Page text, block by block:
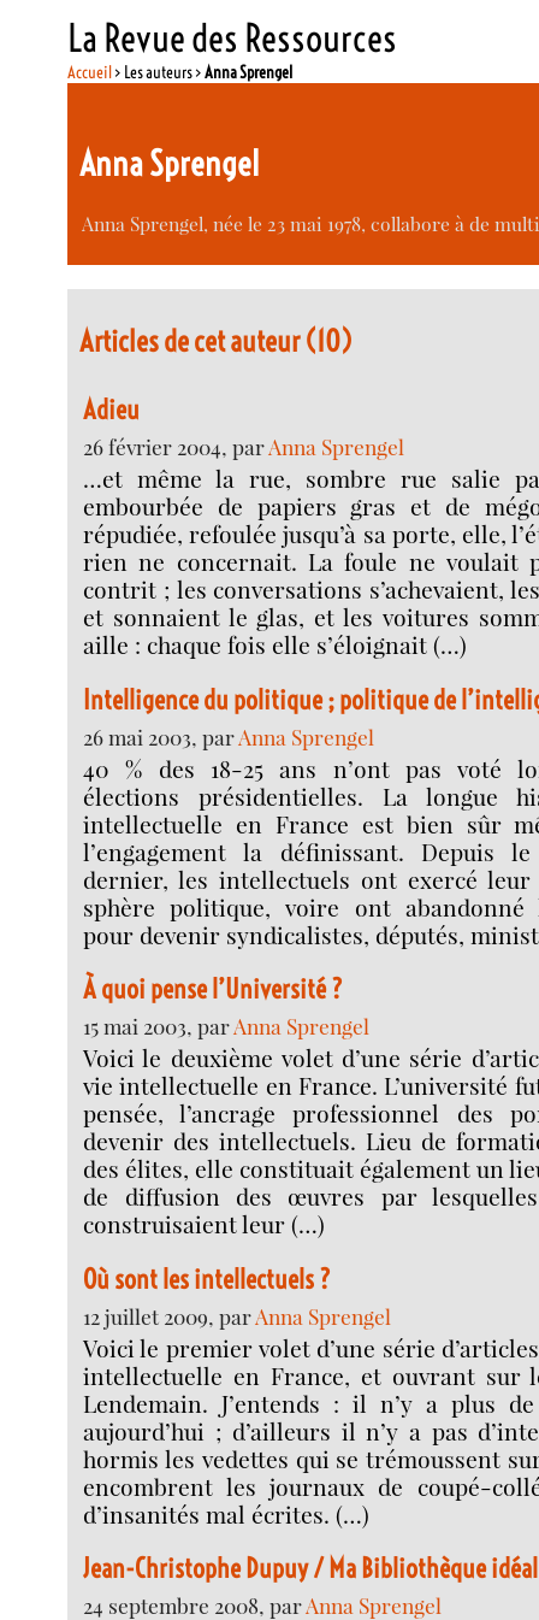
La Revue des Ressources
Accueil> Les auteurs >Anna Sprengel
Anna Sprengel
Anna Sprengel, née le 23 mai 1978, collabore à de
Articles de cet auteur (10)
Adieu
26 février 2004, parAnna Sprengel
…et même la rue, sombre rue salie
embourbée de papiers gras et de
répudiée, refoulée jusqu’à sa porte, elle,
rien ne concernait. La foule ne voulait
contrit ; les conversations s’achevaient,
et sonnaient le glas, et les voitures
aille : chaque fois elle s’éloignait (…)
Intelligence du politique ; politique de
26 mai 2003, parAnna Sprengel
40 % des 18-25 ans n’ont pas voté
élections présidentielles. La longue
intellectuelle en France est bien sûr
l’engagement la définissant. Depuis
dernier, les intellectuels ont exercé
sphère politique, voire ont abandonné
pour devenir syndicalistes, députés,
À quoi pense l’Université ?
15 mai 2003, parAnna Sprengel
Voici le deuxième volet d’une série
vie intellectuelle en France. L’université
pensée, l’ancrage professionnel des
devenir des intellectuels. Lieu de
des élites, elle constituait également un
de diffusion des œuvres par
construisaient leur (…)
Où sont les intellectuels ?
12 juillet 2009, parAnna Sprengel
Voici le premier volet d’une série
intellectuelle en France, et ouvrant sur
Lendemain. J’entends : il n’y a plus
aujourd’hui ; d’ailleurs il n’y a pas
hormis les vedettes qui se trémoussent
encombrent les journaux de coupé-
d’insanités mal écrites. (…)
Jean-Christophe Dupuy / Ma Bibliothèque
24 septembre 2008, parAnna Sprengel